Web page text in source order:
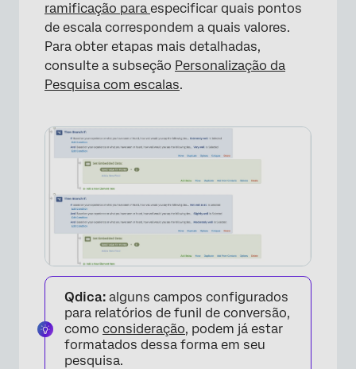
×
ramificação para especificar quais pontos
de escala correspondem a quais valores.
Para obter etapas mais detalhadas,
consulte a subseção Personalização da
Pesquisa com escalas.
Qdica: alguns campos configurados
para relatórios de funil de conversão,
como consideração, podem já estar
formatados dessa forma em seu
pesquisa.